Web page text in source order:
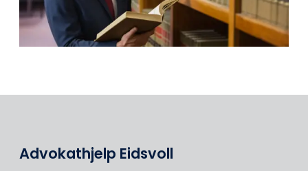
Advokathjelp Eidsvoll